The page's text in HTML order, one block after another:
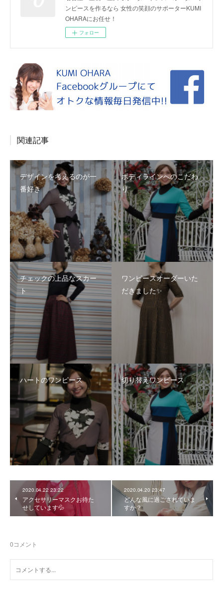
ンピースを作るなら 女性の笑顔のサポーターKUMI
OHARAにお任せ！
フォロー
関連記事
デザインを考えるのが一
番好き
ボディラインへのこだわ
り
チェックの上品なスカー
ト
ワンピースオーダーいた
だきました✨
ハートのワンピース 切り替えワンピース
2020.04.22 23:22
アクセサリーマスクお待た
せしています💦
2020.04.20 23:47
どんな風に過ごされていま
すか？
0コメント